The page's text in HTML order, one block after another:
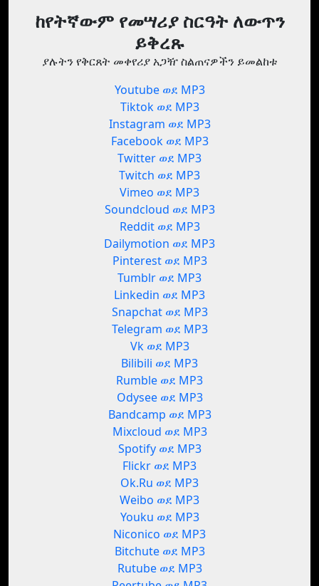
ከየትኛውም የመሣሪያ ስርዓት ለውጥን
ይቅረጹ
ያሉትን የቅርጸት መቀየሪያ አጋዥ ስልጠናዎችን ይመልከቱ
Youtube ወደ MP3
Tiktok ወደ MP3
Instagram ወደ MP3
Facebook ወደ MP3
Twitter ወደ MP3
Twitch ወደ MP3
Vimeo ወደ MP3
Soundcloud ወደ MP3
Reddit ወደ MP3
Dailymotion ወደ MP3
Pinterest ወደ MP3
Tumblr ወደ MP3
Linkedin ወደ MP3
Snapchat ወደ MP3
Telegram ወደ MP3
Vk ወደ MP3
Bilibili ወደ MP3
Rumble ወደ MP3
Odysee ወደ MP3
Bandcamp ወደ MP3
Mixcloud ወደ MP3
Spotify ወደ MP3
Flickr ወደ MP3
Ok.Ru ወደ MP3
Weibo ወደ MP3
Youku ወደ MP3
Niconico ወደ MP3
Bitchute ወደ MP3
Rutube ወደ MP3